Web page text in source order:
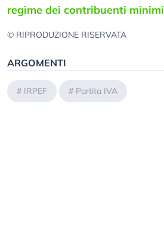
regime dei contribuenti minimi
© RIPRODUZIONE RISERVATA
ARGOMENTI
# IRPEF # Partita IVA